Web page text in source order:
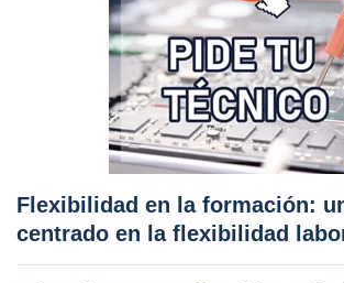
Flexibilidad en la formación:
centrado en la flexibilidad